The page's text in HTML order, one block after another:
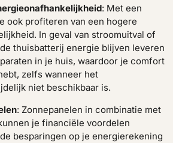
: Met een
ook profiteren van een hogere
In geval van stroomuitval of
thuisbatterij energie blijven leveren
in je huis, waardoor je comfort
zelfs wanneer het
niet beschikbaar is.
: Zonnepanelen in combinatie met
je financiële voordelen
besparingen op je energierekening